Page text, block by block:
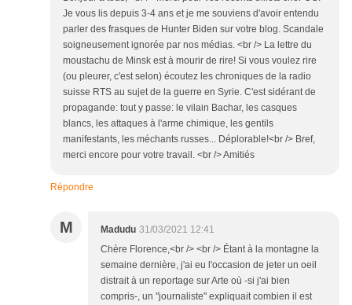
Je vous lis depuis 3-4 ans et je me souviens d'avoir entendu
parler des frasques de Hunter Biden sur votre blog. Scandale
soigneusement ignorée par nos médias. <br /> La lettre du
moustachu de Minsk est à mourir de rire! Si vous voulez rire
(ou pleurer, c'est selon) écoutez les chroniques de la radio
suisse RTS au sujet de la guerre en Syrie. C'est sidérant de
propagande: tout y passe: le vilain Bachar, les casques
blancs, les attaques à l'arme chimique, les gentils
manifestants, les méchants russes... Déplorable!<br /> Bref,
merci encore pour votre travail. <br /> Amitiés
Répondre
M Madudu 31/03/2021 12:41
Chère Florence,<br /> <br /> Étant à la montagne la
semaine dernière, j'ai eu l'occasion de jeter un oeil
distrait à un reportage sur Arte où -si j'ai bien
compris-, un "journaliste" expliquait combien il est